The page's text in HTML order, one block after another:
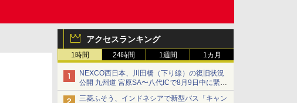
アクセスランキング
1時間 24時間 1週間 1カ月
NEXCO西日本、川田橋（下り線）の復旧状況
公開 九州道 宮原SA〜八代ICで8月9日中に緊急
車両を通行可能に
三菱ふそう、インドネシアで新型バス「キャン